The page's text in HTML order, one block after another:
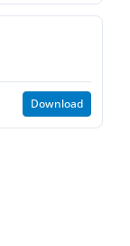
Download